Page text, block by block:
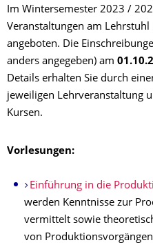
Im Wintersemester 2023 /
Veranstaltungen am
angeboten. Die
anders angegeben) am
Details erhalten Sie durch
jeweiligen Lehrveranstaltung
Kursen.
Vorlesungen:
Einführung in die
werden Kenntnisse zur
vermittelt sowie
von